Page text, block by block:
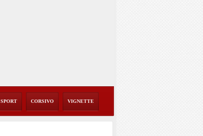
SPORT CORSIVO VIGNETTE